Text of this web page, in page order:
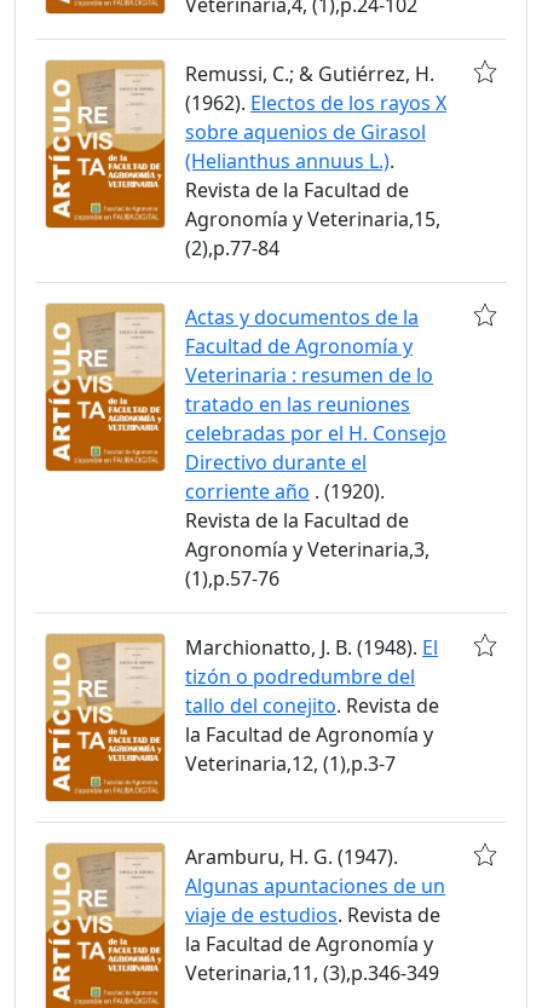
Remussi, C.; & Gutiérrez, H.
(1962). Electos de los rayos X
sobre aquenios de Girasol
(Helianthus annuus L.).
Revista de la Facultad de
Agronomía y Veterinaria,15,
(2),p.77-84
Actas y documentos de la
Facultad de Agronomía y
Veterinaria : resumen de lo
tratado en las reuniones
celebradas por el H. Consejo
Directivo durante el
corriente año . (1920).
Revista de la Facultad de
Agronomía y Veterinaria,3,
(1),p.57-76
Marchionatto, J. B. (1948). El
tizón o podredumbre del
tallo del conejito. Revista de
la Facultad de Agronomía y
Veterinaria,12, (1),p.3-7
Aramburu, H. G. (1947).
Algunas apuntaciones de un
viaje de estudios. Revista de
la Facultad de Agronomía y
Veterinaria,11, (3),p.346-349